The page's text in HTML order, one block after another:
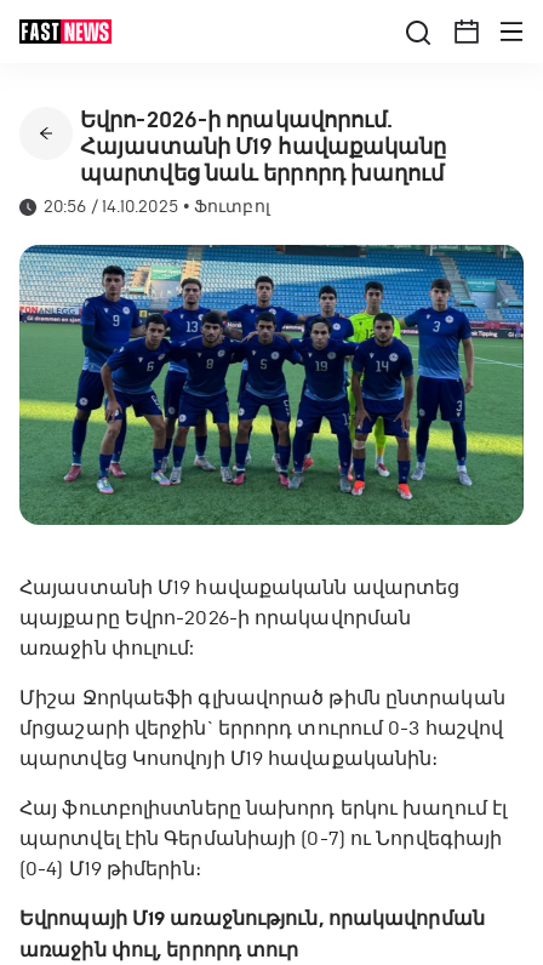
Եվրո-2026-ի որակավորում.
Հայաստանի Մ19 հավաքականը
պարտվեց նաև երրորդ խաղում
20:56 / 14.10.2025 •Ֆուտբոլ
Հայաստանի Մ19 հավաքականն ավարտեց
պայքարը Եվրո-2026-ի որակավորման
առաջին փուլում:
Միշա Ջորկաեֆի գլխավորած թիմն ընտրական
մրցաշարի վերջին` երրորդ տուրում 0-3 հաշվով
պարտվեց Կոսովոյի Մ19 հավաքականին։
Հայ ֆուտբոլիստները նախորդ երկու խաղում էլ
պարտվել էին Գերմանիայի (0-7) ու Նորվեգիայի
(0-4) Մ19 թիմերին։
Եվրոպայի Մ19 առաջնություն, որակավորման
առաջին փուլ, երրորդ տուր